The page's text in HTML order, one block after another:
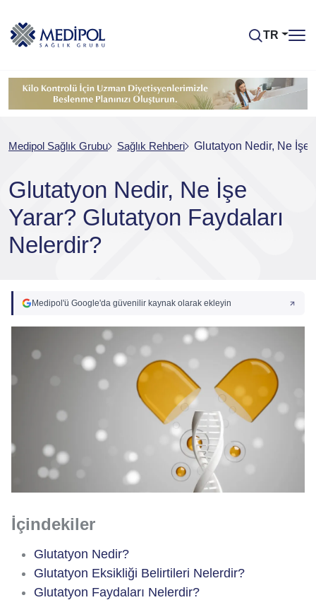
TR
Medipol Sağlık Grubu Sağlık Rehberi Glutatyon Nedir, Ne İşe
Glutatyon Nedir, Ne İşe
Yarar? Glutatyon Faydaları
Nelerdir?
Medipol'ü Google'da güvenilir kaynak olarak ekleyin
İçindekiler
Glutatyon Nedir?
Glutatyon Eksikliği Belirtileri Nelerdir?
Glutatyon Faydaları Nelerdir?